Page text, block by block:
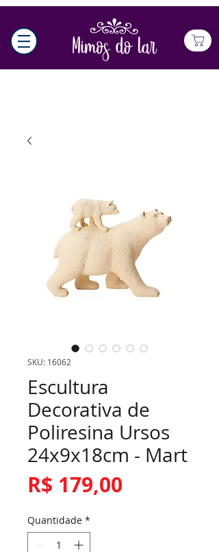
SKU: 16062
Escultura
Decorativa de
Poliresina Ursos
24x9x18cm - Mart
R$ 179,00
Quantidade *